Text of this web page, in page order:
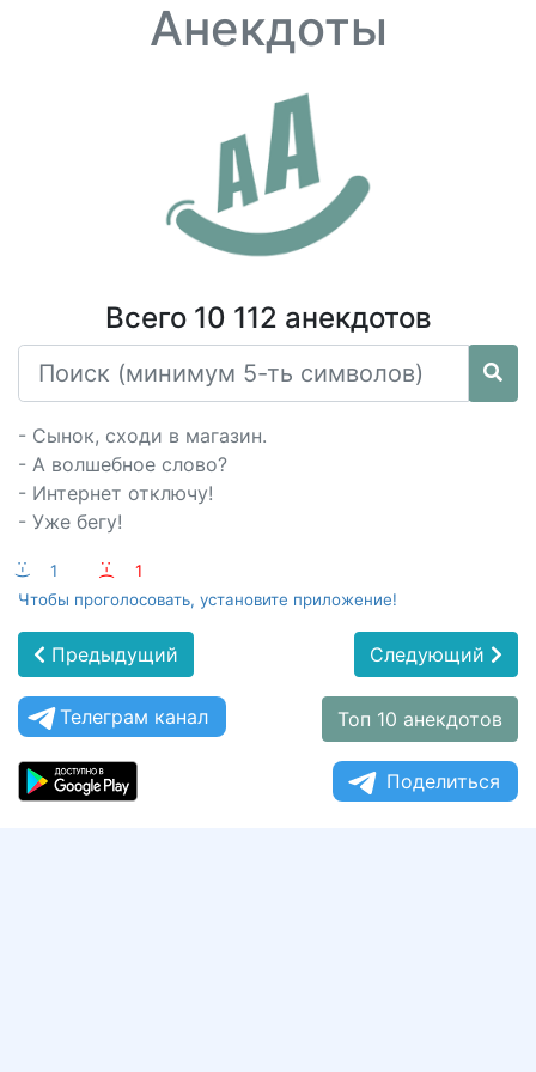
Анекдоты
Всего 10 112 анекдотов
- Сынок, сходи в магазин.
- А волшебное слово?
- Интернет отключу!
- Уже бегу!
:-) 1 :-(
1
Чтобы проголосовать, установите приложение!
Предыдущий Следующий
Телеграм канал Топ 10 анекдотов
Поделиться